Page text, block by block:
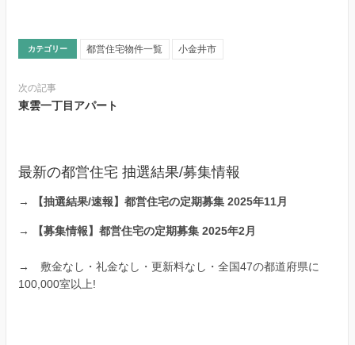
カテゴリー 都営住宅物件一覧 小金井市
次の記事
東雲一丁目アパート
最新の都営住宅 抽選結果/募集情報
→ 【抽選結果/速報】都営住宅の定期募集 2025年11月
→ 【募集情報】都営住宅の定期募集 2025年2月
→ 敷金なし・礼金なし・更新料なし・全国47の都道府県に
100,000室以上!